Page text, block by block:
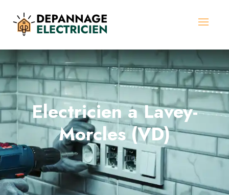
Electricien a Lavey-
Morcles (VD)